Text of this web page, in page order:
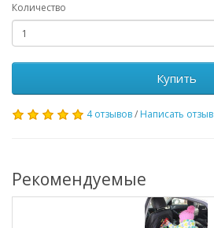
Количество
Купить
4 отзывов/ Написать отзыв
Рекомендуемые